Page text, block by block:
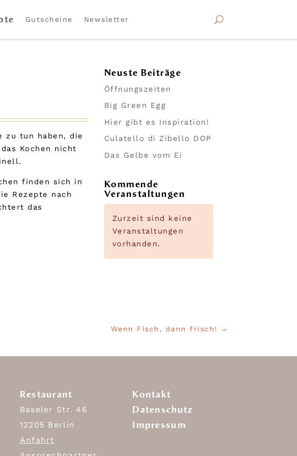
Gutscheine Newsletter
zu tun haben, die
Kochen nicht
finden sich in
Rezepte nach
das
Neuste Beiträge
Öffnungszeiten
Big Green Egg
Hier gibt es Inspiration!
Culatello di Zibello DOP
Das Gelbe vom Ei
Kommende
Veranstaltungen
Zurzeit sind keine
Veranstaltungen
vorhanden.
Wenn Fisch, dann frisch! →
Restaurant
Baseler Str. 46
12205 Berlin
Anfahrt
Kontakt
Datenschutz
Impressum